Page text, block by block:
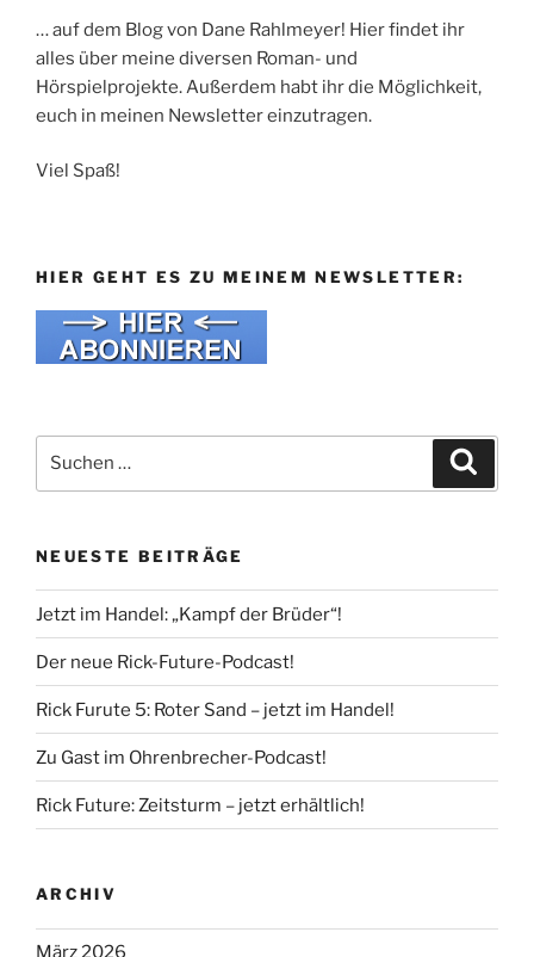
… auf dem Blog von Dane Rahlmeyer! Hier findet ihr
alles über meine diversen Roman- und
Hörspielprojekte. Außerdem habt ihr die Möglichkeit,
euch in meinen Newsletter einzutragen.
Viel Spaß!
HIER GEHT ES ZU MEINEM NEWSLETTER:
nach:
NEUESTE BEITRÄGE
Jetzt im Handel: „Kampf der Brüder“!
Der neue Rick-Future-Podcast!
Rick Furute 5: Roter Sand – jetzt im Handel!
Zu Gast im Ohrenbrecher-Podcast!
Rick Future: Zeitsturm – jetzt erhältlich!
ARCHIV
März 2026